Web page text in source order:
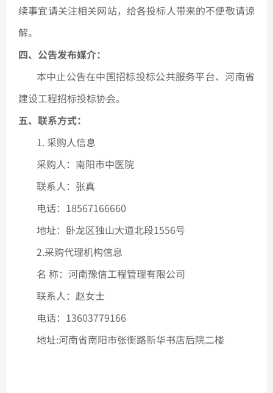
法规
续事宜请关注相关网站，给各投标人带来的不便敬请谅
解。
四、公告发布媒介：
本中止公告在中国招标投标公共服务平台、河南省
建设工程招标投标协会。
五、联系方式：
1. 采购人信息
采购人： 南阳市中医院
联系人： 张真
电话： 18567166660
地址：卧龙区独山大道北段1556号
2.采购代理机构信息
名 称：河南豫信工程管理有限公司
联系人：赵女士
电话： 13603779166
地址:河南省南阳市张衡路新华书店后院二楼